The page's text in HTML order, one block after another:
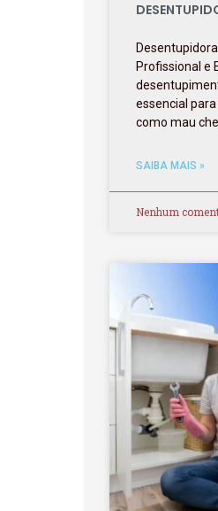
Profissional e
essencial
como mau
SAIBA MAIS »
Nenhum